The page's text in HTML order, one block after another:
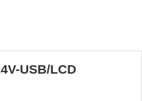
USB/LCD